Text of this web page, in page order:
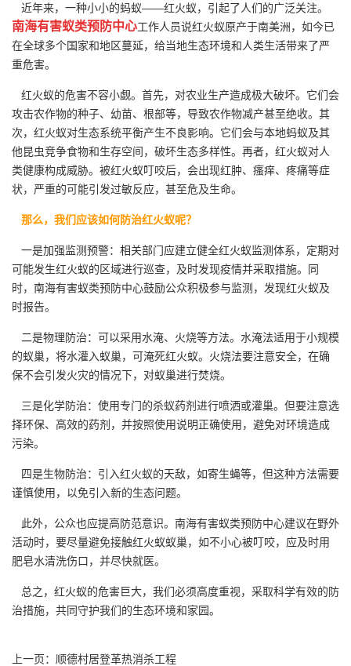
近年来，一种小小的蚂蚁——红火蚁，引起了人们的广泛关注。
南海有害蚁类预防中心工作人员说红火蚁原产于南美洲，如今已
在全球多个国家和地区蔓延，给当地生态环境和人类生活带来了严
重危害。
红火蚁的危害不容小觑。首先，对农业生产造成极大破坏。它们会
攻击农作物的种子、幼苗、根部等，导致农作物减产甚至绝收。其
次，红火蚁对生态系统平衡产生不良影响。它们会与本地蚂蚁及其
他昆虫竞争食物和生存空间，破坏生态多样性。再者，红火蚁对人
类健康构成威胁。被红火蚁叮咬后，会出现红肿、瘙痒、疼痛等症
状，严重的可能引发过敏反应，甚至危及生命。
那么，我们应该如何防治红火蚁呢？
一是加强监测预警：相关部门应建立健全红火蚁监测体系，定期对
可能发生红火蚁的区域进行巡查，及时发现疫情并采取措施。同
时，南海有害蚁类预防中心鼓励公众积极参与监测，发现红火蚁及
时报告。
二是物理防治：可以采用水淹、火烧等方法。水淹法适用于小规模
的蚁巢，将水灌入蚁巢，可淹死红火蚁。火烧法要注意安全，在确
保不会引发火灾的情况下，对蚁巢进行焚烧。
三是化学防治：使用专门的杀蚁药剂进行喷洒或灌巢。但要注意选
择环保、高效的药剂，并按照使用说明正确使用 ，避免对环境造成
污染。
四是生物防治：引入红火蚁的天敌，如寄生蝇等，但这种方法需要
谨慎使用，以免引入新的生态问题。
此外，公众也应提高防范意识。南海有害蚁类预防中心建议在野外
活动时，要尽量避免接触红火蚁蚁巢，如不小心被叮咬，应及时用
肥皂水清洗伤口，并尽快就医。
总之，红火蚁的危害巨大，我们必须高度重视，采取科学有效的防
治措施，共同守护我们的生态环境和家园。
上一页： 顺德村居登革热消杀工程